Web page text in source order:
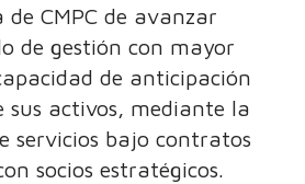
CMPC de avanzar
de gestión con mayor
de anticipación
sus activos, mediante la
servicios bajo contratos
socios estratégicos.